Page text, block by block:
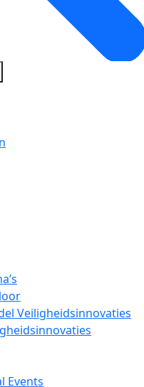
Veiligheidsinnovaties
Events